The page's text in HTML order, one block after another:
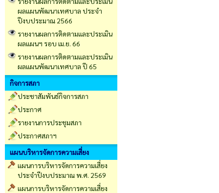
ผลแผนพัฒนาเทศบาล ประจำ
ปีงบประมาณ 2566
รายงานผลการติดตามและประเมิน
ผลแผนฯ รอบ เม.ย. 66
รายงานผลการติดตามและประเมิน
ผลแผนพัฒนาเทศบาล ปี 65
กิจการสภา
ประชาสัมพันธ์กิจการสภา
ประกาศ
รายงานการประชุมสภา
ประกาศสภาฯ
แผนบริหารจัดการความเสี่ยง
แผนการบริหารจัดการความเสี่ยง
ประจำปีงบประมาณ พ.ศ. 2569
แผนการบริหารจัดการความเสี่ยง